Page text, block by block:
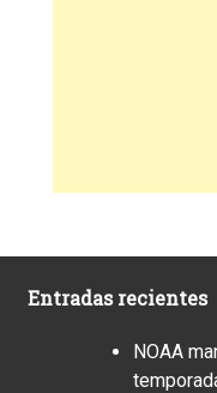
Entradas recientes
NOAA